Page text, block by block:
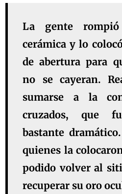
La gente
cerámica y lo
de abertura para
no se cayeran.
sumarse a la
cruzados, que
bastante
quienes la
podido volver al
recuperar su oro